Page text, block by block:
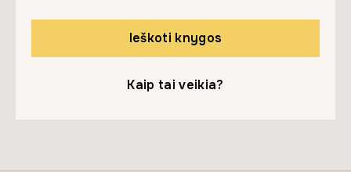
Ieškoti knygos
Kaip tai veikia?